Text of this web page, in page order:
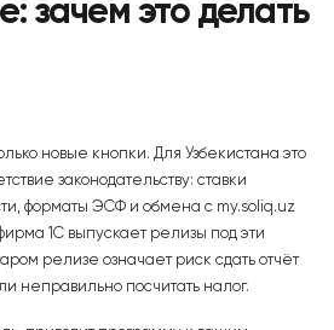
зачем это делать
новые кнопки. Для Узбекистана это
законодательству: ставки
форматы ЭСФ и обмена с my.soliq.uz
1С выпускает релизы под эти
релизе означает риск сдать отчёт
неправильно посчитать налог.